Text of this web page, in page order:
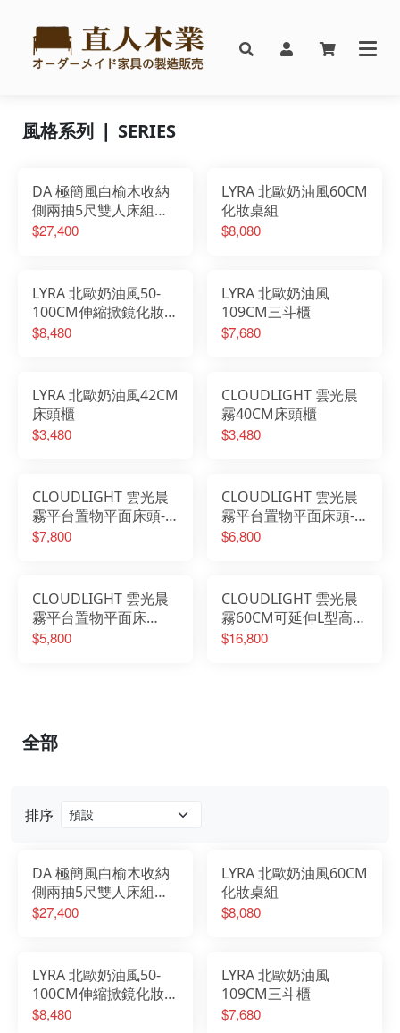
風格系列 ❘ SERIES
DA 極簡風白榆木收納
側兩抽5尺雙人床組搭
配床邊櫃
$27,400
LYRA 北歐奶油風60CM
化妝桌組
$8,080
LYRA 北歐奶油風50-
100CM伸縮掀鏡化妝桌
椅組
$8,480
LYRA 北歐奶油風
109CM三斗櫃
$7,680
LYRA 北歐奶油風42CM
床頭櫃
$3,480
CLOUDLIGHT 雲光晨
霧40CM床頭櫃
$3,480
CLOUDLIGHT 雲光晨
霧平台置物平面床頭-6
尺
$7,800
CLOUDLIGHT 雲光晨
霧平台置物平面床頭-5
尺
$6,800
CLOUDLIGHT 雲光晨
霧平台置物平面床
頭-3.5尺
$5,800
CLOUDLIGHT 雲光晨
霧60CM可延伸L型高被
櫥梳桌櫃組
$16,800
排序
DA 極簡風白榆木收納
側兩抽5尺雙人床組搭
配床邊櫃
$27,400
LYRA 北歐奶油風60CM
化妝桌組
$8,080
LYRA 北歐奶油風50-
100CM伸縮掀鏡化妝桌
椅組
$8,480
LYRA 北歐奶油風
109CM三斗櫃
$7,680
全部